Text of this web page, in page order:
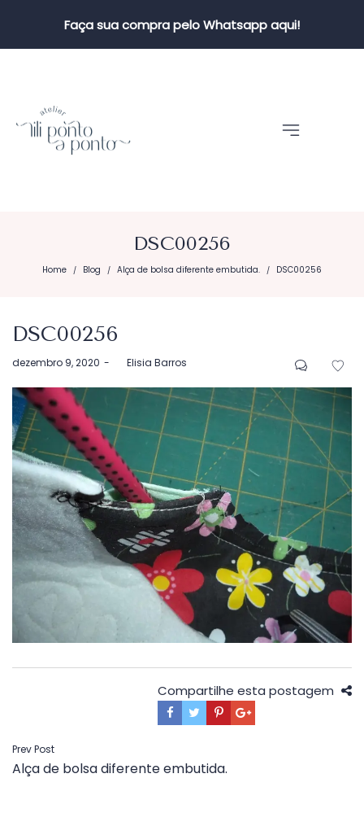
Faça sua compra pelo Whatsapp aqui!
DSC00256
Home / Blog / Alça de bolsa diferente embutida. / DSC00256
DSC00256
Postado
dezembro 9, 2020 byElisia Barros
Compartilhe esta postagem
Navegação
de
Prev Post
Alça de bolsa diferente embutida.